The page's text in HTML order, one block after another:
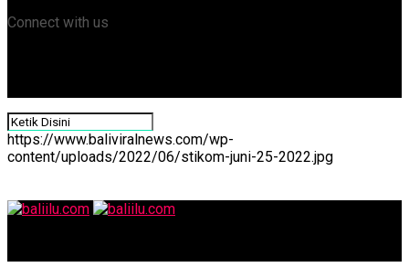
Connect with us
https://www.baliviralnews.com/wp-
content/uploads/2022/06/stikom-juni-25-2022.jpg